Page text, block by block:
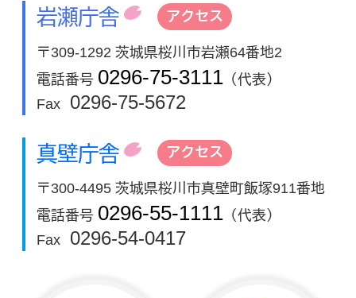
岩瀬庁舎 アクセス
〒309-1292 茨城県桜川市岩瀬64番地2
電話番号 0296-75-3111 （代表）
Fax
0296-75-5672
真壁庁舎 アクセス
〒300-4495 茨城県桜川市真壁町飯塚911番地
電話番号 0296-55-1111 （代表）
Fax
0296-54-0417